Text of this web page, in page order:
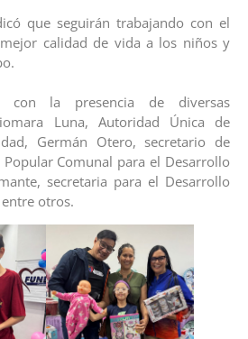
que seguirán trabajando con el
calidad de vida a los niños y
con la presencia de diversas
Luna, Autoridad Única de
Germán Otero, secretario de
Comunal para el Desarrollo
secretaria para el Desarrollo
otros.